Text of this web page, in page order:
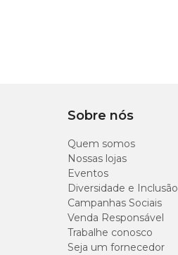
Sobre nós
Quem somos
Nossas lojas
Eventos
Diversidade e Inclusão
Campanhas Sociais
Venda Responsável
Trabalhe conosco
Seja um fornecedor